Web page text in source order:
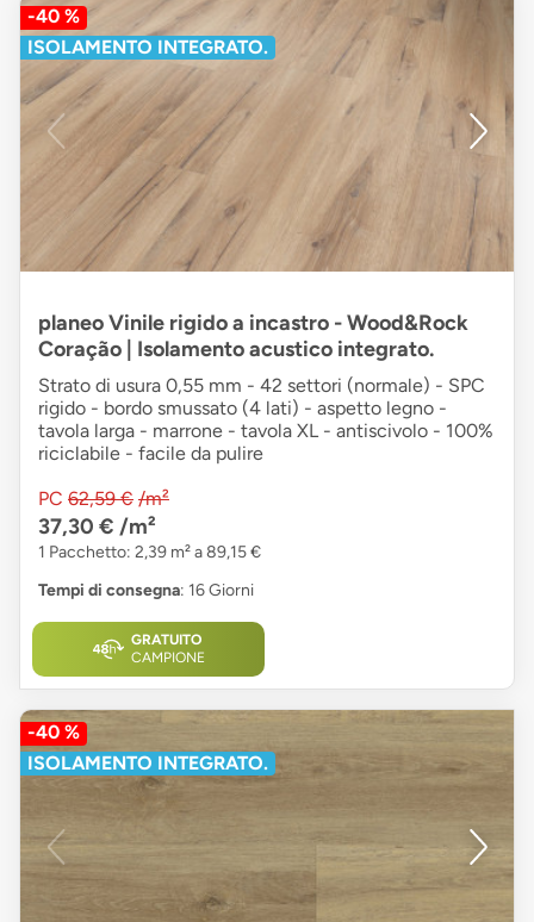
-40 %
ISOLAMENTO INTEGRATO.
planeo Vinile rigido a incastro - Wood&Rock
Coração | Isolamento acustico integrato.
Strato di usura 0,55 mm - 42 settori (normale) - SPC
rigido - bordo smussato (4 lati) - aspetto legno -
tavola larga - marrone - tavola XL - antiscivolo - 100%
riciclabile - facile da pulire
PC 62,59 € /m²
37,30 € /m²
1 Pacchetto: 2,39 m² a 89,15 €
Tempi di consegna: 16 Giorni
GRATUITO
CAMPIONE
-40 %
ISOLAMENTO INTEGRATO.